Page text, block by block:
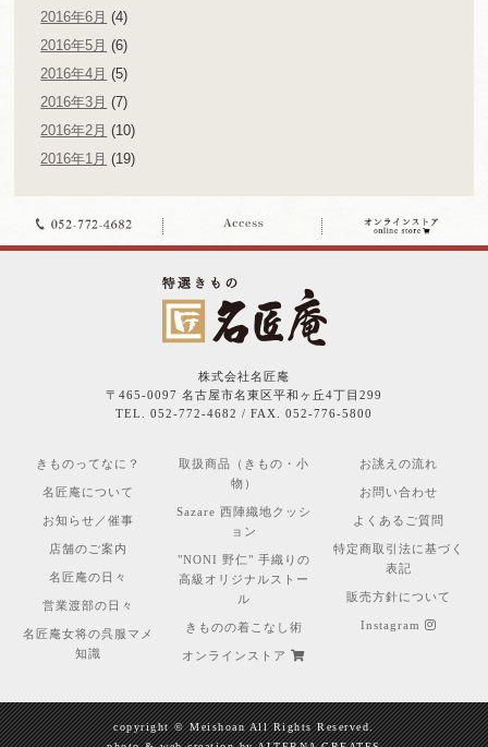
2016年6月 (4)
2016年5月 (6)
2016年4月 (5)
2016年3月 (7)
2016年2月 (10)
2016年1月 (19)
株式会社名匠庵
〒465-0097 名古屋市名東区平和ヶ丘4丁目299
TEL. 052-772-4682 / FAX. 052-776-5800
きものってなに？
名匠庵について
お知らせ／催事
店舗のご案内
名匠庵の日々
営業渡部の日々
名匠庵女将の呉服マメ
知識
取扱商品（きもの・小
物）
Sazare 西陣織地クッシ
ョン
"NONI 野仁" 手織りの
高級オリジナルストー
ル
きものの着こなし術
オンラインストア
お誂えの流れ
お問い合わせ
よくあるご質問
特定商取引法に基づく
表記
販売方針について
Instagram
copyright © Meishoan All Rights Reserved.